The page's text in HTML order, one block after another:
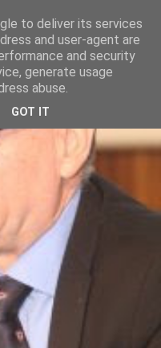
to deliver its services
and user-agent are
and security
generate usage
abuse.
GOT IT